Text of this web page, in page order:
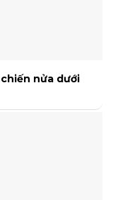
nửa dưới